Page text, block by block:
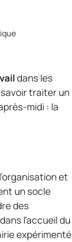
dans les
traiter un
midi : la
et
un socle
des
l’accueil du
expérimenté